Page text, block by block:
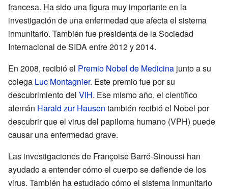
francesa. Ha sido una figura muy importante en la
investigación de una enfermedad que afecta el sistema
inmunitario. También fue presidenta de la Sociedad
Internacional de SIDA entre 2012 y 2014.
En 2008, recibió el Premio Nobel de Medicina junto a su
colega Luc Montagnier. Este premio fue por su
descubrimiento del VIH. Ese mismo año, el científico
alemán Harald zur Hausen también recibió el Nobel por
descubrir que el virus del papiloma humano (VPH) puede
causar una enfermedad grave.
Las investigaciones de Françoise Barré-Sinoussi han
ayudado a entender cómo el cuerpo se defiende de los
virus. También ha estudiado cómo el sistema inmunitario